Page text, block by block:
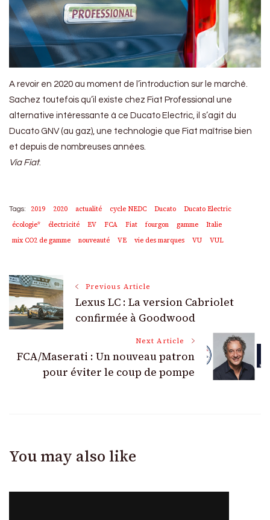
A revoir en 2020 au moment de l’introduction sur le marché.
Sachez toutefois qu’il existe chez Fiat Professional une
alternative intéressante à ce Ducato Electric, il s’agit du
Ducato GNV (au gaz), une technologie que Fiat maîtrise bien
et depuis de nombreuses années.
Via Fiat.
Tags: 2019 2020 actualité cycle NEDC Ducato
Ducato Electric
écologie*
électricité EV FCA Fiat fourgon gamme
Italie
mix CO2 de gamme
nouveauté VE vie des marques VU VUL
Post
Navigation
Previous Article
Lexus LC : La version Cabriolet
confirmée à Goodwood
Next Article
FCA/Maserati : Un nouveau patron
pour éviter le coup de pompe
You may also like